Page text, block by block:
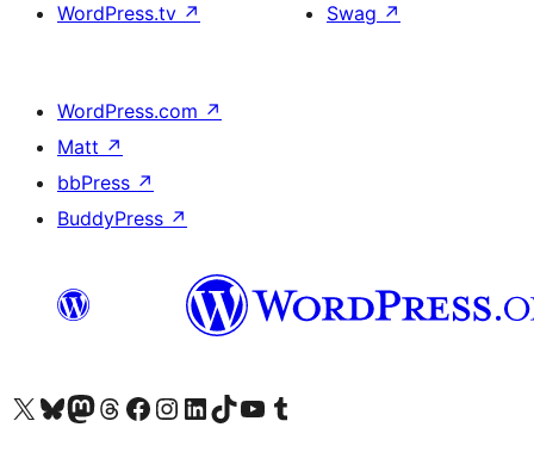
WordPress.tv ↗
Swag ↗
WordPress.com ↗
Matt ↗
bbPress ↗
BuddyPress ↗
Visit our X (formerly Twitter) account
Visit our Bluesky account
Visit our Mastodon account
Visit our Threads account
Visit our Facebook page
Visit our Instagram account
Visit our LinkedIn account
Visit our TikTok account
Visit our YouTube channel
Visit our Tumblr account